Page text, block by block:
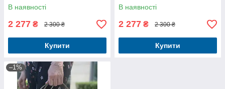
В наявності
2 277 ₴ 2 300 ₴
Купити
В наявності
2 277 ₴ 2 300 ₴
Купити
–1%